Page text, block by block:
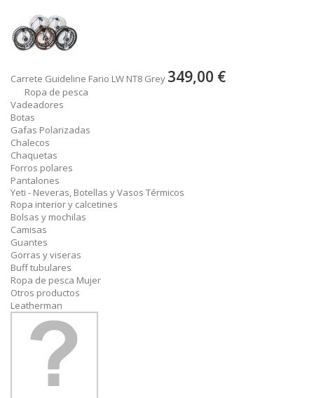
Carrete Guideline Fario LW NT8 Grey 349,00 €
Ropa de pesca
Vadeadores
Botas
Gafas Polarizadas
Chalecos
Chaquetas
Forros polares
Pantalones
Yeti - Neveras, Botellas y Vasos Térmicos
Ropa interior y calcetines
Bolsas y mochilas
Camisas
Guantes
Gorras y viseras
Buff tubulares
Ropa de pesca Mujer
Otros productos
Leatherman